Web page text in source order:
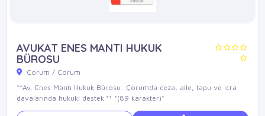
AVUKAT ENES MANTI HUKUK
BÜROSU
Çorum / Çorum
**Av. Enes Mantı Hukuk Bürosu: Çorumda ceza, aile, tapu ve icra
davalarında hukuki destek.** *(89 karakter)*